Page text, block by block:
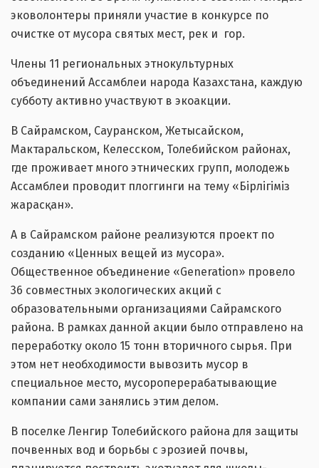
эковолонтеры приняли участие в конкурсе по
очистке от мусора святых мест, рек и гор.
Члены 11 региональных этнокультурных
объединений Ассамблеи народа Казахстана, каждую
субботу активно участвуют в экоакции.
В Сайрамском, Сауранском, Жетысайском,
Мактаральском, Келесском, Толебийском районах,
где проживает много этнических групп, молодежь
Ассамблеи проводит плоггинги на тему «Бірлігіміз
жарасқан».
А в Сайрамском районе реализуются проект по
созданию «Ценных вещей из мусора».
Общественное объединение «Generation» провело
36 совместных экологических акций с
образовательными организациями Сайрамского
района. В рамках данной акции было отправлено на
переработку около 15 тонн вторичного сырья. При
этом нет необходимости вывозить мусор в
специальное место, мусороперерабатывающие
компании сами занялись этим делом.
В поселке Ленгир Толебийского района для защиты
почвенных вод и борьбы с эрозией почвы,